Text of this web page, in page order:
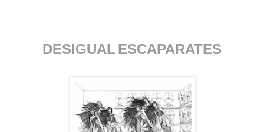
DESIGUAL ESCAPARATES